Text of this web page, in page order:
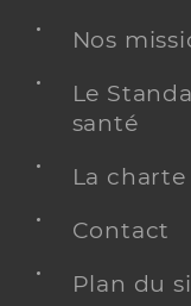
Nos
Le
santé
La
Contact
Plan du